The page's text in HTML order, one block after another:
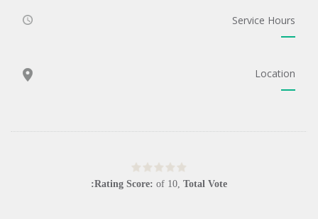
Service Hours
Location
Rating Score: of 10, Total Vote: